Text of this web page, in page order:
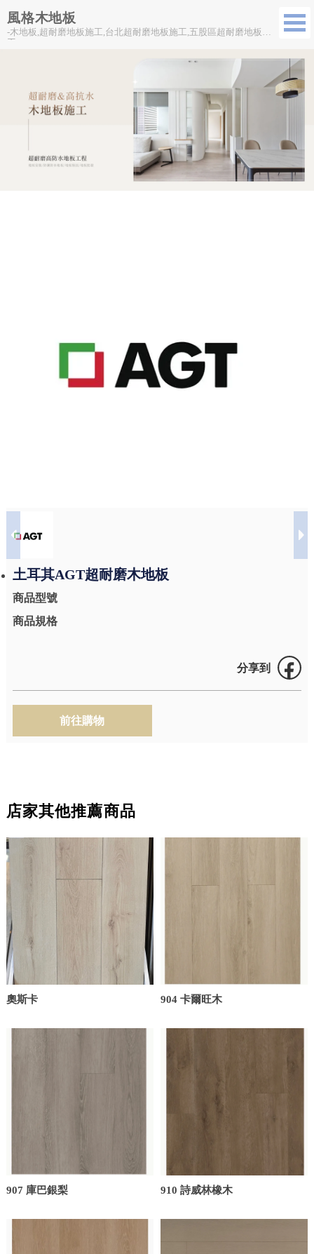
風格木地板
-木地板,超耐磨地板施工,台北超耐磨地板施工,五股區超耐磨地板施
工
土耳其AGT超耐磨木地板
商品型號
商品規格
分享到
店家其他推薦商品
奧斯卡 904 卡爾旺木
907 庫巴銀梨 910 詩威林橡木